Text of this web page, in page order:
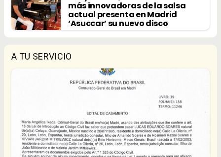
más innovadoras de la salsa
actual presenta en Madrid
‘Asuccar’ su nuevo disco
A TU SERVICIO